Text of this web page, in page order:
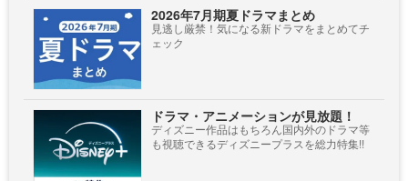
2026年7月期夏ドラマまとめ
見逃し厳禁！気になる新ドラマをまとめてチ
ェック
ドラマ・アニメーションが見放題！
ディズニー作品はもちろん国内外のドラマ等
も視聴できるディズニープラスを総力特集!!